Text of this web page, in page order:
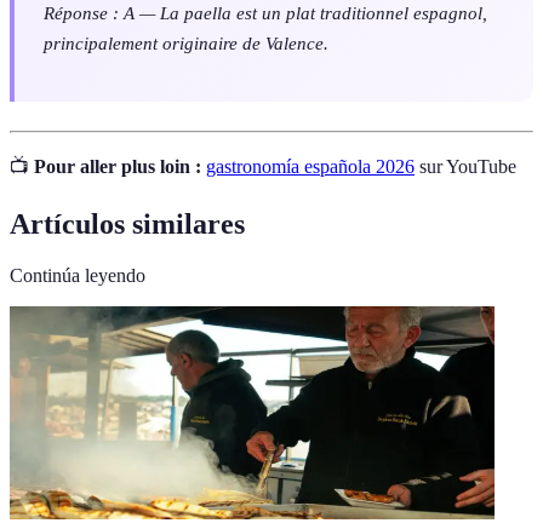
Réponse : A — La paella est un plat traditionnel espagnol,
principalement originaire de Valence.
📺 Pour aller plus loin : gastronomía española 2026 sur YouTube
Artículos similares
Continúa leyendo